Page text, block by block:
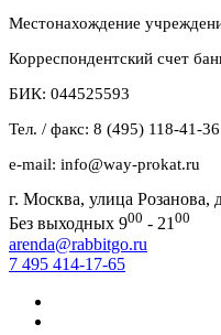
Местонахождение
Корреспондентский счет
БИК: 044525593
Тел. / факс: 8 (495) 118-41-36
e-mail: info@way-prokat.ru
г. Москва, улица Розанова,
Без выходных 900 - 2100
arenda@rabbitgo.ru
7 495 414-17-65